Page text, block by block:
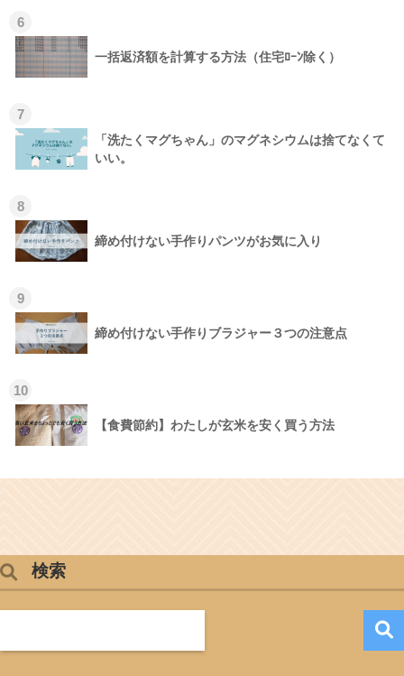
6
一括返済額を計算する方法（住宅ﾛｰﾝ除く）
7
「洗たくマグちゃん」のマグネシウムは捨てなくて
いい。
8
締め付けない手作りパンツがお気に入り
9
締め付けない手作りブラジャー３つの注意点
10
【食費節約】わたしが玄米を安く買う方法
検索